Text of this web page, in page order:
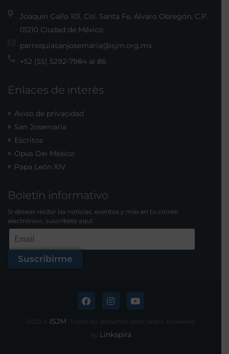
Joaquín Gallo 101, Col. Santa Fe, Álvaro Obregón, C.P.
01210 Ciudad de México
parroquiasanjosemaria@isjm.org.mx
+52 (55) 5292-7984 al 86
Enlaces de interés
Aviso de privacidad
San Josemaría
Escritos
Opus Dei México
Papa León XIV
Boletín informativo
Si deseas recibir las noticias, eventos y más en tu correo
electrónico, suscríbete aquí:
Suscribirme
2023 © ISJM . Todos los derechos reservados. Powered
by Linkspira